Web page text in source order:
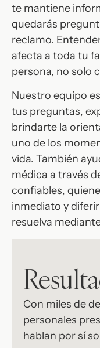
te mantiene
quedarás
reclamo.
afecta a toda tu
persona, no solo
Nuestro equipo
tus preguntas,
brindarte la
uno de los
vida. También
médica a través
confiables,
inmediato y
resuelva
Con miles de
personales
hablan por sí